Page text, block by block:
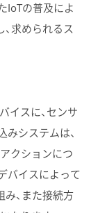
IoTの普及によ
求められるス
イスに、センサ
システムは、
クションにつ
バイスによって
、また接続方